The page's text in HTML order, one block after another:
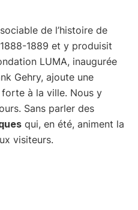
de l’histoire de
1889 et y produisit
LUMA, inaugurée
Gehry, ajoute une
à la ville. Nous y
Sans parler des
qui, en été, animent la
visiteurs.